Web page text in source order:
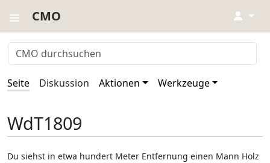
CMO ↓
Seite Diskussion Aktionen Werkzeuge
WdT1809
Du siehst in etwa hundert Meter Entfernung einen Mann Holz